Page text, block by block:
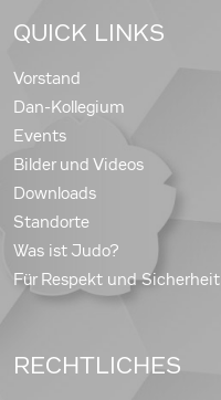
QUICK LINKS
Vorstand
Dan-Kollegium
Events
Bilder und Videos
Downloads
Standorte
Was ist Judo?
Für Respekt und Sicherheit
RECHTLICHES